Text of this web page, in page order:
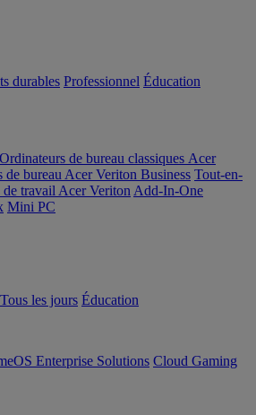
durables Professionnel Éducation
Ordinateurs de bureau classiques Acer
de bureau Acer Veriton Business Tout-en-
de travail Acer Veriton Add-In-One
Mini PC
Tous les jours Éducation
Enterprise Solutions Cloud Gaming